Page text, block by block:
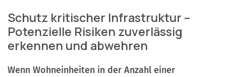
Schutz kritischer Infrastruktur –
Potenzielle Risiken zuverlässig
erkennen und abwehren
Wenn Wohneinheiten in der Anzahl einer